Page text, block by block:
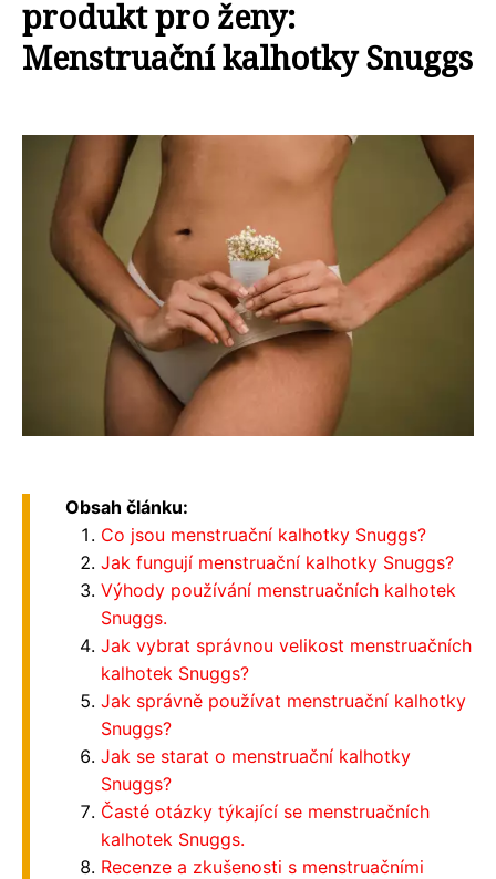
produkt pro ženy:
Menstruační kalhotky Snuggs
Obsah článku:
Co jsou menstruační kalhotky Snuggs?
Jak fungují menstruační kalhotky Snuggs?
Výhody používání menstruačních kalhotek
Snuggs.
Jak vybrat správnou velikost menstruačních
kalhotek Snuggs?
Jak správně používat menstruační kalhotky
Snuggs?
Jak se starat o menstruační kalhotky
Snuggs?
Časté otázky týkající se menstruačních
kalhotek Snuggs.
Recenze a zkušenosti s menstruačními